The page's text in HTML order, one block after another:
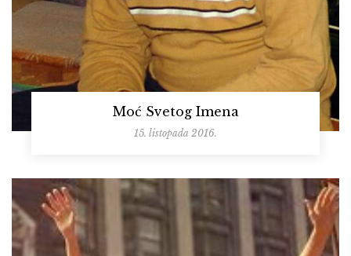
Moć Svetog Imena
15. listopada 2016.